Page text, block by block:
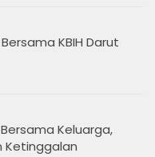
KBIH Darut
Keluarga,
Ketinggalan